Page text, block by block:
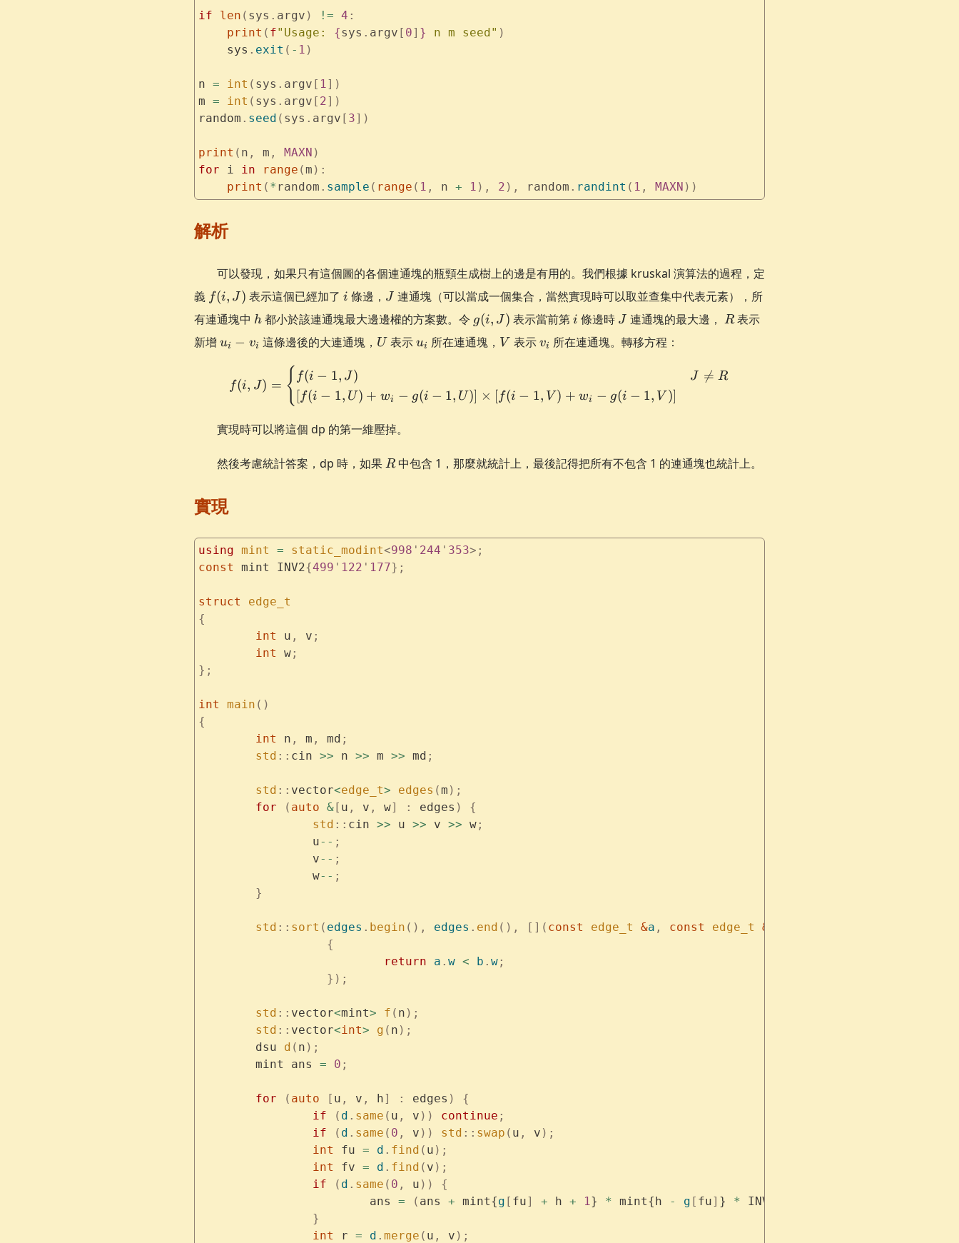
if len ( sys . argv ) != 4 :
    print
( f"Usage: {sys . argv [ 0] } n m seed" )
    sys
. exit ( - 1 )
n = int ( sys . argv [ 1 ])
m = int ( sys . argv [ 2])
random . seed ( sys . argv [ 3])
print ( n , m , MAXN )
for i in range (m ):
    print
( * random . sample ( range ( 1 , n + 1 ), 2 ), random . randint ( 1 , MAXN ))
解析
可以發現，如果只有這個圖的各個連通塊的瓶頸生成樹上的邊是有用的。我們根據 kruskal 演算法的過程，定
義 f(i,
J)
f(i, J ) 表示這個已經加了i
i 條邊， J
J 連通塊（可以當成一個集合，當然實現時可以取並查集中代表元素），所
有連通塊中 h
h 都小於該連通塊最大邊邊權的方案數。令 g(i,
J)
g(i, J ) 表示當前第i
i 條邊時 J
J 連通塊的最大邊， R
R表示
新增 u_i
ui − vi 這條邊後的大連通塊， U
U 表示u_i
ui 所在連通塊， V
V 表示v_i
vi 所在連通塊。轉移方程：
f(i, J) = \begin{cases} f(i - 1, J) & J \neq R \\ [f(i - 1, U) + w_i - g(i - 1, U)]
f(i, J) = { f(i − 1, J)
[f(i − 1, U) + wi − g(i − 1, U)] × [f(i − 1, V ) + wi − g(i − 1, V )]
J 
= R
實現時可以將這個 dp 的第一維壓掉。
然後考慮統計答案，dp 時，如果 R
R中包含 1，那麼就統計上，最後記得把所有不包含 1 的連通塊也統計上。
實現
using mint = static_modint<998 ' 244 ' 353>;
const mint INV2{499 ' 122 ' 177};
struct edge_t
{
	int
u , v ;
	int
w;
};
int main ()
{
	int
n , m , md ;
	std
:: cin >> n >> m >> md ;
	std
:: vector<edge_t> edges (m );
	for
( auto &[ u , v , w] : edges )
{
		std
:: cin >> u >> v >> w;
		u
-- ;
		v
-- ;
		w
-- ;
	}
	std
:: sort ( edges . begin (), edges . end (), []( const edge_t &a , const edge_t &
		  {
			  return
a . w < b . w;
		  });
	std
:: vector<mint> f ( n );
	std
:: vector<int> g ( n );
	dsu
d ( n );
	mint ans
= 0 ;
	for
( auto [ u , v , h] : edges )
{
		if
( d . same ( u , v )) continue ;
		if
( d . same ( 0 , v )) std :: swap ( u , v );
		int
fu = d . find ( u );
		int
fv = d . find ( v );
		if
( d . same ( 0 , u ))
{
			ans
= ( ans + mint{g [ fu] + h + 1} * mint{h - g [ fu] } * INV2
		}
		int
r = d . merge ( u , v );